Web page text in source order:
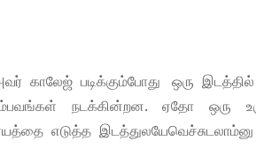
காலேஜ் படிக்கும்போது ஒரு
நடக்கின்றன. ஏதோ ஒரு
எடுத்த